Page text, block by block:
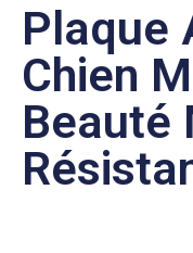
Plaque
Chien
Beauté